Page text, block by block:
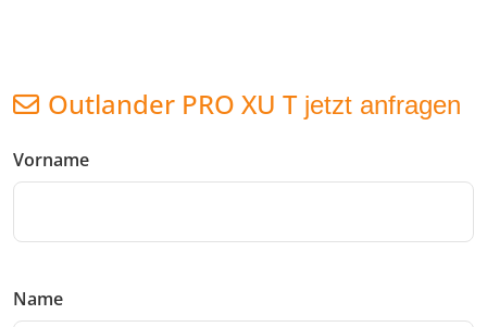
Outlander PRO XU T jetzt anfragen
Vorname
Name